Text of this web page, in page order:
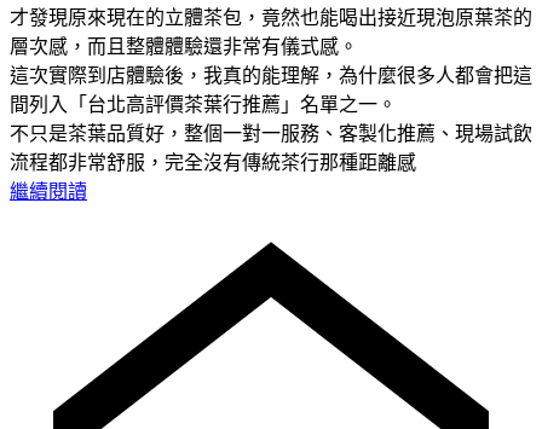
才發現原來現在的立體茶包，竟然也能喝出接近現泡原葉茶的
層次感，而且整體體驗還非常有儀式感。
這次實際到店體驗後，我真的能理解，為什麼很多人都會把這
間列入「台北高評價茶葉行推薦」名單之一。
不只是茶葉品質好，整個一對一服務、客製化推薦、現場試飲
流程都非常舒服，完全沒有傳統茶行那種距離感
繼續閱讀